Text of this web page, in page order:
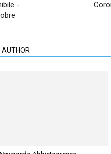
-
AUTHOR